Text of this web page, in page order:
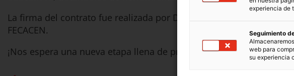
La firma del contrato fue realizada por Daniel Van Meer, Director
FECACEN.
¡Nos espera una nueva etapa llena de proyectos y mejoras para
experiencia de
Seguimiento
web para
su experiencia